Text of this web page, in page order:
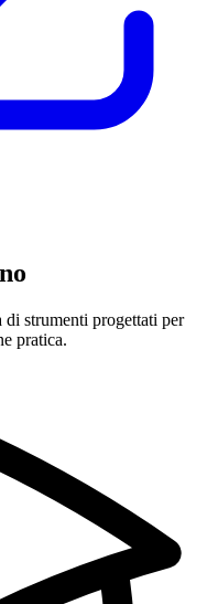
di strumenti progettati per
pratica.